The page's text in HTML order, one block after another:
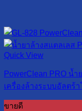
Quick View
PowerClean PRO น้
เครื่องล้างระบบอัลตร้
ขายดี